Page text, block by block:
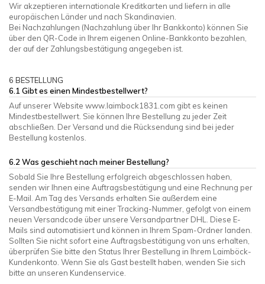
Wir akzeptieren internationale Kreditkarten und liefern in alle
europäischen Länder und nach Skandinavien.
Bei Nachzahlungen (Nachzahlung über Ihr Bankkonto) können Sie
über den QR-Code in Ihrem eigenen Online-Bankkonto bezahlen,
der auf der Zahlungsbestätigung angegeben ist.
6 BESTELLUNG
6.1 Gibt es einen Mindestbestellwert?
Auf unserer Website www.laimbock1831.com gibt es keinen
Mindestbestellwert. Sie können Ihre Bestellung zu jeder Zeit
abschließen. Der Versand und die Rücksendung sind bei jeder
Bestellung kostenlos.
6.2 Was geschieht nach meiner Bestellung?
Sobald Sie Ihre Bestellung erfolgreich abgeschlossen haben,
senden wir Ihnen eine Auftragsbestätigung und eine Rechnung per
E-Mail. Am Tag des Versands erhalten Sie außerdem eine
Versandbestätigung mit einer Tracking-Nummer, gefolgt von einem
neuen Versandcode über unsere Versandpartner DHL. Diese E-
Mails sind automatisiert und können in Ihrem Spam-Ordner landen.
Sollten Sie nicht sofort eine Auftragsbestätigung von uns erhalten,
überprüfen Sie bitte den Status Ihrer Bestellung in Ihrem Laimböck-
Kundenkonto. Wenn Sie als Gast bestellt haben, wenden Sie sich
bitte an unseren Kundenservice.